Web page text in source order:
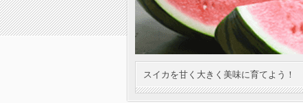
スイカを甘く大きく美味に育てよう！